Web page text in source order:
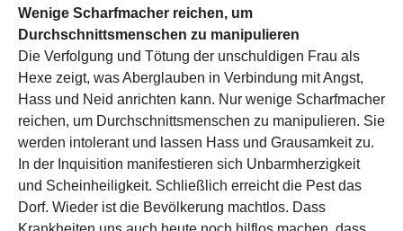
Wenige Scharfmacher reichen, um
Durchschnittsmenschen zu manipulieren
Die Verfolgung und Tötung der unschuldigen Frau als
Hexe zeigt, was Aberglauben in Verbindung mit Angst,
Hass und Neid anrichten kann. Nur wenige Scharfmacher
reichen, um Durchschnittsmenschen zu manipulieren. Sie
werden intolerant und lassen Hass und Grausamkeit zu.
In der Inquisition manifestieren sich Unbarmherzigkeit
und Scheinheiligkeit. Schließlich erreicht die Pest das
Dorf. Wieder ist die Bevölkerung machtlos. Dass